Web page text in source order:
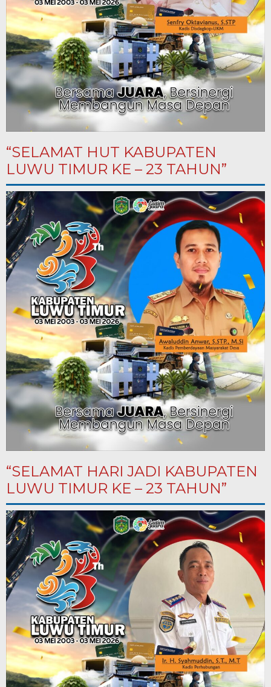
“SELAMAT HUT KABUPATEN
LUWU TIMUR KE – 23 TAHUN”
“SELAMAT HARI JADI KABUPATEN
LUWU TIMUR KE – 23 TAHUN”